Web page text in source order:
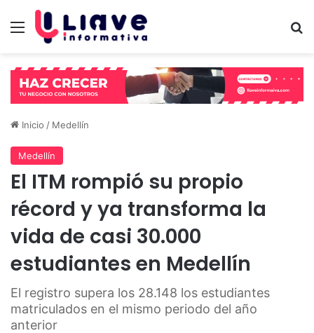
Menú
Inicio / Medellín
Medellín
El ITM rompió su propio
récord y ya transforma la
vida de casi 30.000
estudiantes en Medellín
El registro supera los 28.148 los estudiantes
matriculados en el mismo periodo del año
anterior